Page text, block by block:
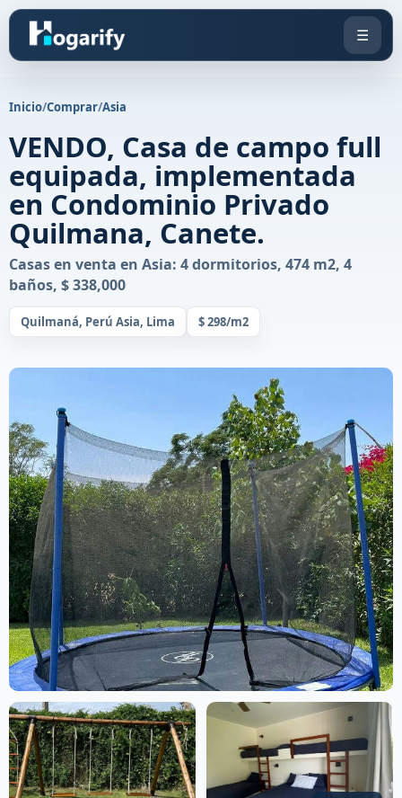
☰
Inicio/Comprar/Asia
VENDO, Casa de campo full
equipada, implementada
en Condominio Privado
Quilmana, Canete.
Casas en venta en Asia: 4 dormitorios, 474 m2, 4
baños, $ 338,000
Quilmaná, Perú Asia, Lima $ 298/m2